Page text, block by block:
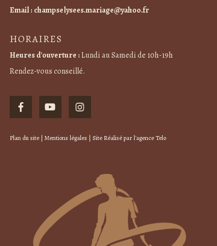
Email : champselysees.mariage@yahoo.fr
HORAIRES
Heures d'ouverture :Lundi au Samedi de 10h-19h
Rendez-vous conseillé.
Plan du site | Mentions légales | Site Réalisé parl'agence Telo